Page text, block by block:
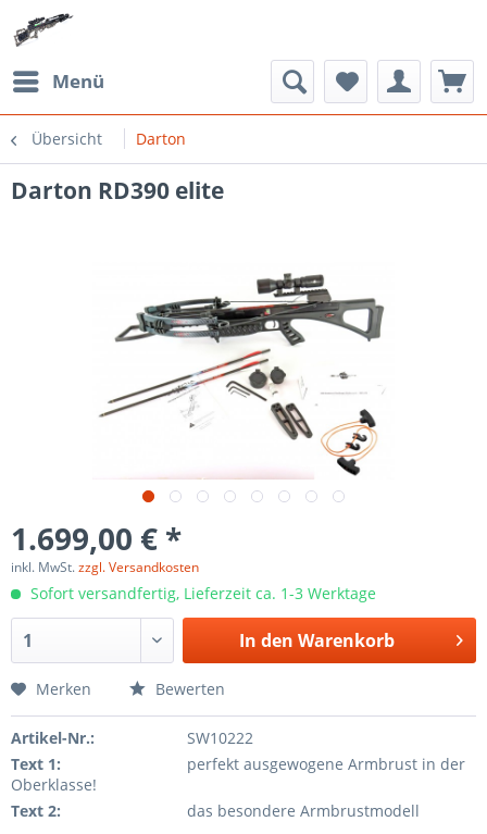
Menü
Übersicht Darton
Darton RD390 elite
1.699,00 € *
inkl. MwSt.zzgl. Versandkosten
Sofort versandfertig, Lieferzeit ca. 1-3 Werktage
In den Warenkorb
Merken Bewerten
Artikel-Nr.:
SW10222
Text 1:
perfekt ausgewogene Armbrust in der
Oberklasse!
Text 2:
das besondere Armbrustmodell